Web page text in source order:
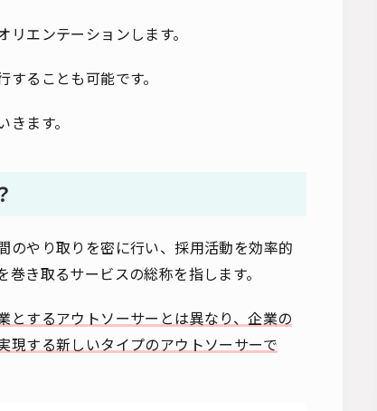
エンテーションします。
ることも可能です。
ます。
のやり取りを密に行い、採用活動を効率的
き取るサービスの総称を指します。
とするアウトソーサーとは異なり、企業の
現する新しいタイプのアウトソーサーで